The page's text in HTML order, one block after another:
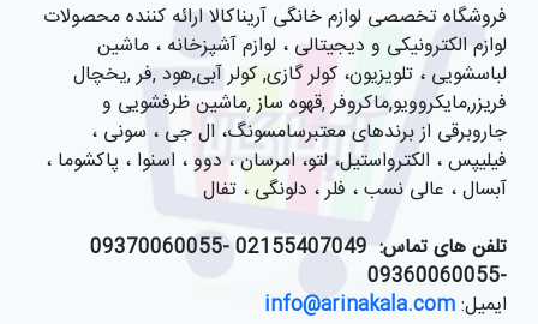
فروشگاه تخصصی لوازم خانگی آریناکالا ارائه کننده محصولات
لوازم الکترونیکی و دیجیتالی ، لوازم آشپزخانه ، ماشین
لباسشویی ، تلویزیون، کولر گازی, کولر آبی,هود ,فر ,یخچال
فریزر,مایکروویو,ماکروفر ,قهوه ساز ,ماشین ظرفشویی و
جاروبرقی از برندهای معتبرسامسونگ، ال جی ، سونی ،
فیلیپس ، الکترواستیل، لتو، امرسان ، دوو ، اسنوا ، پاکشوما ،
آبسال ، عالی نسب ، فلر ، دلونگی ، تفال
تلفن های تماس:
021
55407049 -09370060055
-09360060055
ایمیل:info@arinakala.com